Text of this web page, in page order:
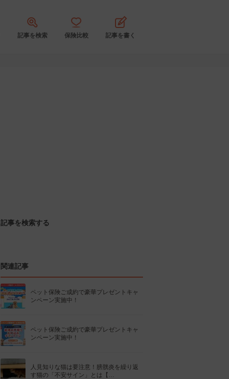
記事を検索 保険比較 記事を書く
記事を検索する
関連記事
ペット保険ご成約で豪華プレゼントキャ
ンペーン実施中！
ペット保険ご成約で豪華プレゼントキャ
ンペーン実施中！
人見知りな猫は要注意！膀胱炎を繰り返
す猫の「不安サイン」とは【…